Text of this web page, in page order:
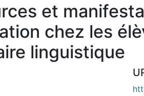
et
chez les
linguistique